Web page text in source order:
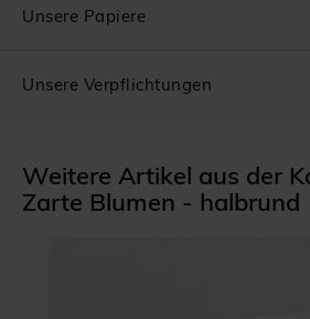
Weitere Artikel aus der
Zarte Blumen - halbrund
Unsere Papiere
Unsere Verpflichtungen